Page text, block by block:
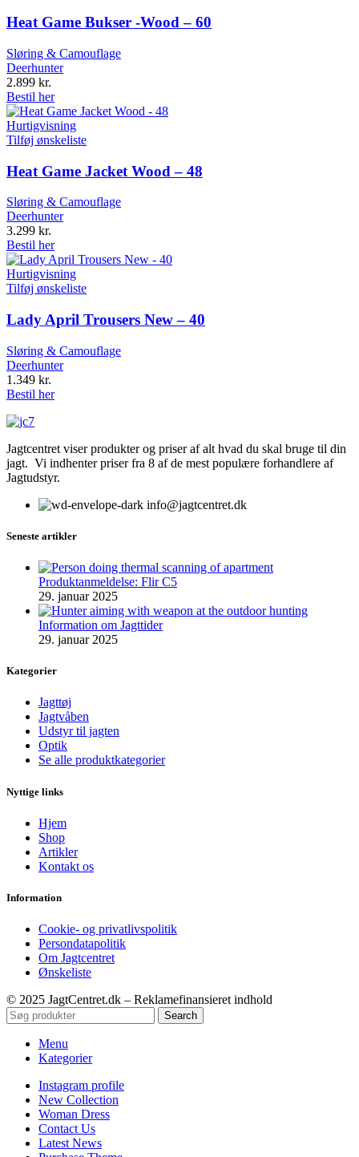
Heat Game Bukser -Wood – 60
Sløring & Camouflage
Deerhunter
2.899 kr.
Bestil her
Hurtigvisning
Tilføj ønskeliste
Heat Game Jacket Wood – 48
Sløring & Camouflage
Deerhunter
3.299 kr.
Bestil her
Hurtigvisning
Tilføj ønskeliste
Lady April Trousers New – 40
Sløring & Camouflage
Deerhunter
1.349 kr.
Bestil her
Jagtcentret viser produkter og priser af alt hvad du skal bruge til din
jagt. Vi indhenter priser fra 8 af de mest populære forhandlere af
Jagtudstyr.
info@jagtcentret.dk
Seneste artikler
Produktanmeldelse: Flir C5
29. januar 2025
Information om Jagttider
29. januar 2025
Kategorier
Jagttøj
Jagtvåben
Udstyr til jagten
Optik
Se alle produktkategorier
Nyttige links
Hjem
Shop
Artikler
Kontakt os
Information
Cookie- og privatlivspolitik
Persondatapolitik
Om Jagtcentret
Ønskeliste
© 2025 JagtCentret.dk – Reklamefinansieret indhold
Search
Menu
Kategorier
Instagram profile
New Collection
Woman Dress
Contact Us
Latest News